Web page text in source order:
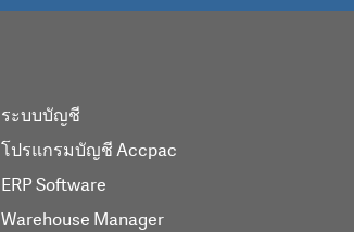
ระบบบัญชี
โปรแกรมบัญชี Accpac
ERP Software
Warehouse Manager